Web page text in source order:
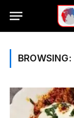
BROWSING: